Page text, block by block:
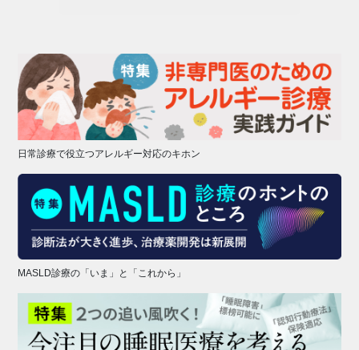
日常診療で役立つアレルギー対応のキホン
MASLD診療の「いま」と「これから」